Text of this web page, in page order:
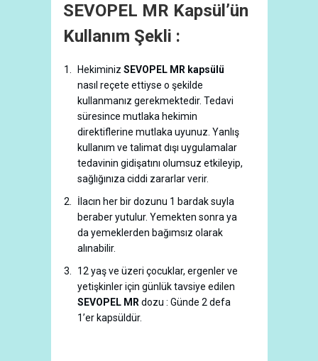
SEVOPEL MR Kapsül’ün
Kullanım Şekli :
Hekiminiz SEVOPEL MR kapsülü
nasıl reçete ettiyse o şekilde
kullanmanız gerekmektedir. Tedavi
süresince mutlaka hekimin
direktiflerine mutlaka uyunuz. Yanlış
kullanım ve talimat dışı uygulamalar
tedavinin gidişatını olumsuz etkileyip,
sağlığınıza ciddi zararlar verir.
İlacın her bir dozunu 1 bardak suyla
beraber yutulur. Yemekten sonra ya
da yemeklerden bağımsız olarak
alınabilir.
12 yaş ve üzeri çocuklar, ergenler ve
yetişkinler için günlük tavsiye edilen
SEVOPEL MR dozu : Günde 2 defa
1’er kapsüldür.